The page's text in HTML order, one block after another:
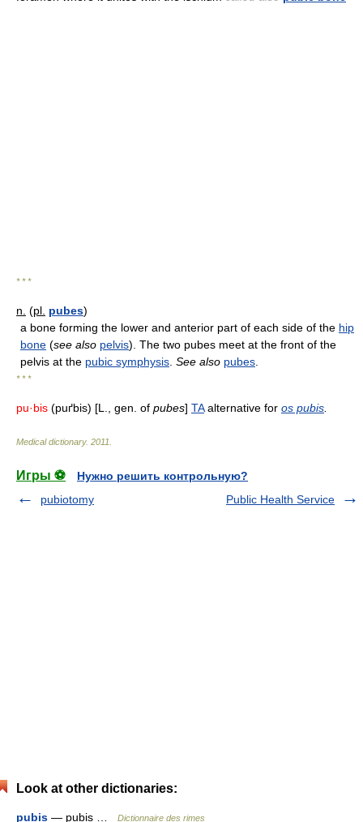
* * *
n. (pl. pubes)
a bone forming the lower and anterior part of each side of the hip
bone (see also pelvis). The two pubes meet at the front of the
pelvis at the pubic symphysis See also pubes
* * *
pu·bis (puґbis) [L., gen. of pubes] TAalternative for os pubis
Medical dictionary. 2011
Игры ⚽
Нужно решить контрольную?
pubiotomy
Public Health Service
Look at other dictionaries:
pubis — pubis … Dictionnaire des rimes